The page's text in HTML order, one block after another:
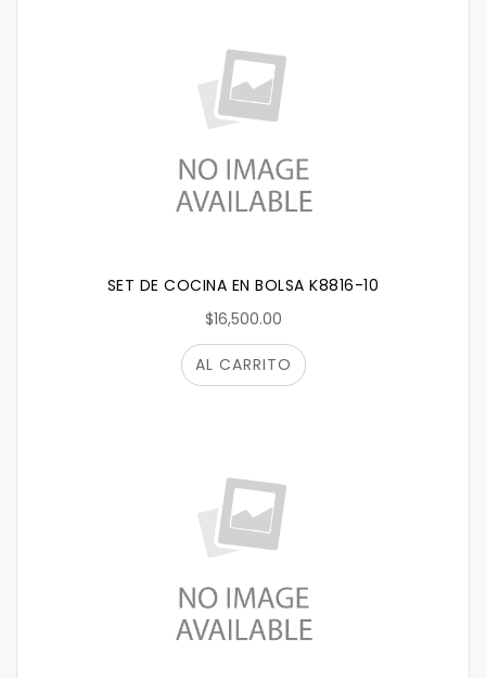
SET DE COCINA EN BOLSA K8816-10
$16,500.00
AL CARRITO